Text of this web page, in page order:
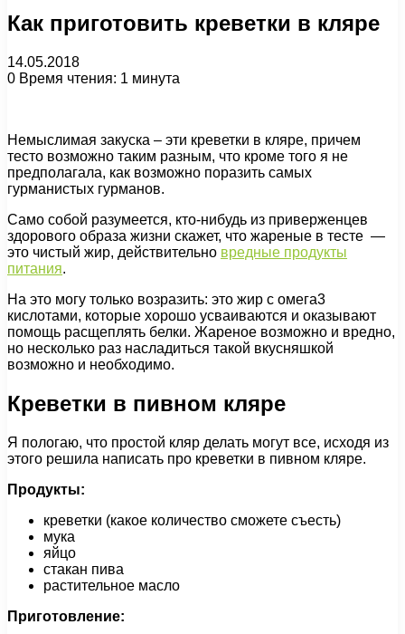
Как приготовить креветки в кляре
14.05.2018
0 Время чтения: 1 минута
Немыслимая закуска – эти креветки в кляре, причем
тесто возможно таким разным, что кроме того я не
предполагала, как возможно поразить самых
гурманистых гурманов.
Само собой разумеется, кто-нибудь из приверженцев
здорового образа жизни скажет, что жареные в тесте —
это чистый жир, действительно вредные продукты
питания.
На это могу только возразить: это жир с омега3
кислотами, которые хорошо усваиваются и оказывают
помощь расщеплять белки. Жареное возможно и вредно,
но несколько раз насладиться такой вкусняшкой
возможно и необходимо.
Креветки в пивном кляре
Я пологаю, что простой кляр делать могут все, исходя из
этого решила написать про креветки в пивном кляре.
Продукты:
креветки (какое количество сможете съесть)
мука
яйцо
стакан пива
растительное масло
Приготовление: